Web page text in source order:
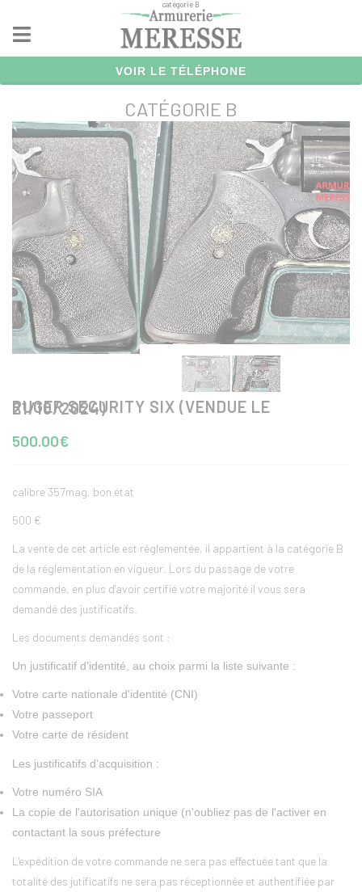
catégorie B
VOIR LE TÉLÉPHONE
CATÉGORIE B
RUGER SECURITY SIX (VENDUE LE 21/10/2024)
500.00€
calibre 357mag, bon état
500 €
La vente de cet article est réglementée, il appartient à la catégorie B
de la réglementation en vigueur. Lors du passage de votre
commande, en plus d'avoir certifié votre majorité il vous sera
demandé des justificatifs.
Les documents demandés sont :
Un justificatif d'identité, au choix parmi la liste suivante :
Votre carte nationale d'identité (CNI)
Votre passeport
Votre carte de résident
Les justificatifs d'acquisition :
Votre numéro SIA
La copie de l'autorisation unique (n'oubliez pas de l'activer en
contactant la sous préfecture
L'expédition de votre commande ne sera pas effectuée tant que la
totalité des jutificatifs ne sera pas réceptionnée et authentifiée par
Panneau de gestion des cookies